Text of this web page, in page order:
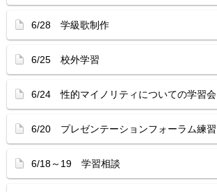
6/28 学級歌制作
6/25 校外学習
6/24 性的マイノリティについての学習会
6/20 プレゼンテーションフォーラム練習
6/18～19 学習相談